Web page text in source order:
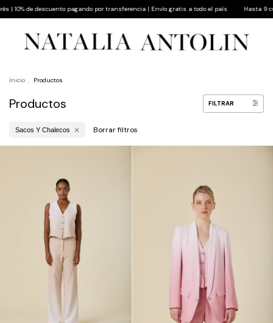
por transferencia | Envío gratis a todo el país Hasta 9 cuotas sin interés | 10% de
Inicio . Productos
Productos FILTRAR
Sacos Y Chalecos Borrar filtros